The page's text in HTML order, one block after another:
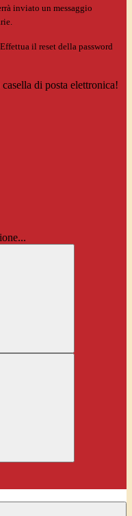
inviato un messaggio
il reset della password
di posta elettronica!